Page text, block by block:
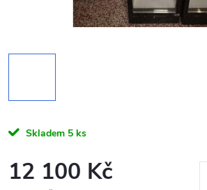
Skladem 5 ks
12 100 Kč